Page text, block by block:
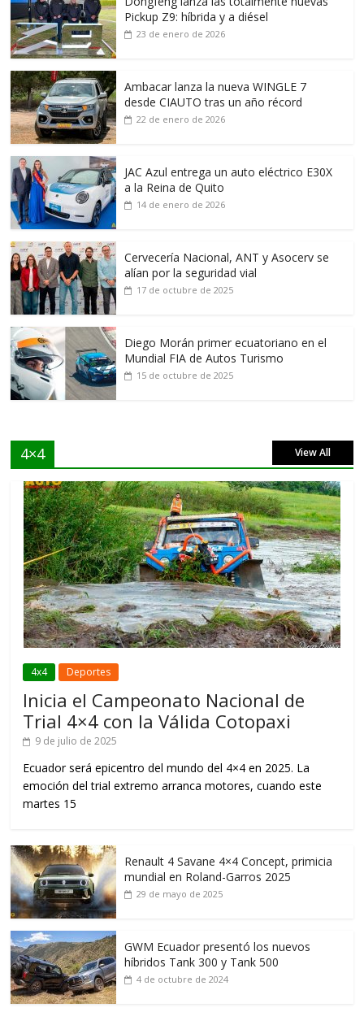
Pickup Z9: híbrida y a diésel
23 de enero de 2026
Ambacar lanza la nueva WINGLE 7
desde CIAUTO tras un año récord
22 de enero de 2026
JAC Azul entrega un auto eléctrico E30X
a la Reina de Quito
14 de enero de 2026
Cervecería Nacional, ANT y Asocerv se
alían por la seguridad vial
17 de octubre de 2025
Diego Morán primer ecuatoriano en el
Mundial FIA de Autos Turismo
15 de octubre de 2025
4×4 View All
4x4 Deportes
Inicia el Campeonato Nacional de
Trial 4×4 con la Válida Cotopaxi
9 de julio de 2025
Ecuador será epicentro del mundo del 4×4 en 2025. La
emoción del trial extremo arranca motores, cuando este
martes 15
Renault 4 Savane 4×4 Concept, primicia
mundial en Roland-Garros 2025
29 de mayo de 2025
GWM Ecuador presentó los nuevos
híbridos Tank 300 y Tank 500
4 de octubre de 2024